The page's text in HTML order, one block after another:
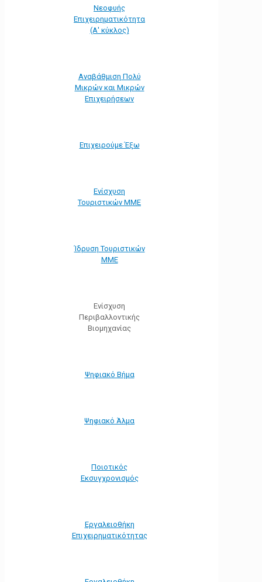
Νεοφυής
Επιχειρηματικότητα
(Α' κύκλος)
Αναβάθμιση Πολύ
Μικρών και Μικρών
Επιχειρήσεων
Επιχειρούμε Έξω
Ενίσχυση
Τουριστικών ΜΜΕ
Ίδρυση Τουριστικών
ΜΜΕ
Ενίσχυση
Περιβαλλοντικής
Βιομηχανίας
Ψηφιακό Βήμα
Ψηφιακό Άλμα
Ποιοτικός
Εκσυγχρονισμός
Εργαλειοθήκη
Eπιχειρηματικότητας